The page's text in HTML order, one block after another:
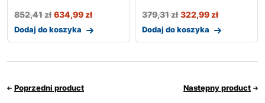
852,41zł 634,99zł
Dodaj do koszyka
379,31zł 322,99zł
Dodaj do koszyka
Poprzedni product Następny product